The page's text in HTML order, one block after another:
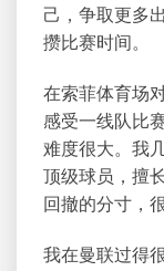
己，争取更多
攒比赛时间。
在索菲体育场
感受一线队比
难度很大。我
顶级球员，擅
回撤的分寸，
我在曼联过得